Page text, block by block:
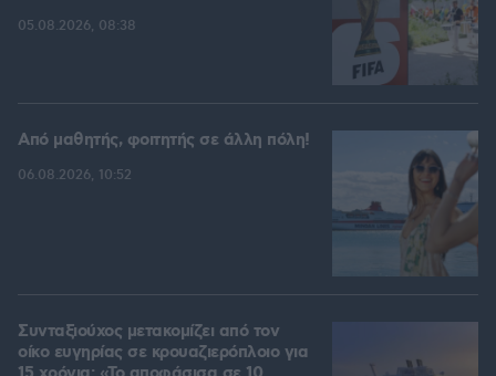
05.08.2026, 08:38
Από μαθητής, φοιτητής σε άλλη πόλη!
06.08.2026, 10:52
Συνταξιούχος μετακομίζει από τον
οίκο ευγηρίας σε κρουαζιερόπλοιο για